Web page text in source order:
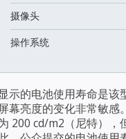
摄像头
操作系统
示的电池使用寿命是
幕亮度的变化非常敏
200 cd/m2（尼特），